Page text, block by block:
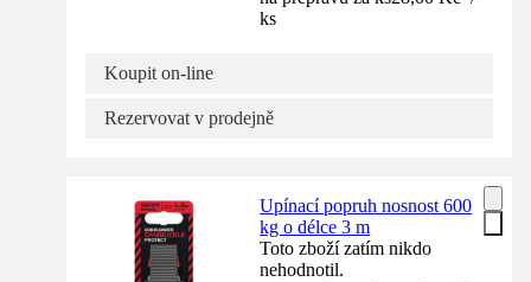
ks
Koupit on-line
Rezervovat v prodejně
Upínací popruh nosnost 600
kg o délce 3 m
Toto zboží zatím nikdo
nehodnotil.